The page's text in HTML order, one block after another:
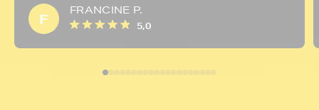
F
FRANCINE P.
5,0